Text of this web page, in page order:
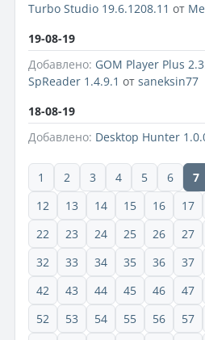
Turbo Studio 19.6.1208.11 от
19-08-19
Добавлено: GOM Player Plus
SpReader 1.4.9.1 от saneksin77
18-08-19
Добавлено: Desktop Hunter
1 2 3 4 5 6 7
12
13 14 15 16 17
22
23 24 25 26 27
32
33 34 35 36 37
42
43 44 45 46 47
52
53 54 55 56 57